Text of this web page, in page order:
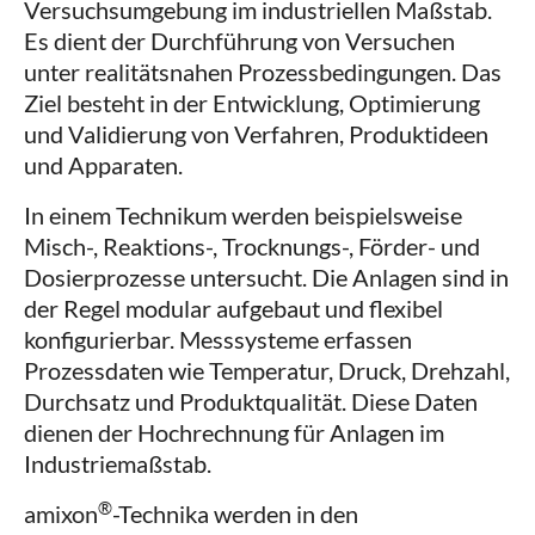
Versuchsumgebung im industriellen Maßstab.
Es dient der Durchführung von Versuchen
unter realitätsnahen Prozessbedingungen. Das
Ziel besteht in der Entwicklung, Optimierung
und Validierung von Verfahren, Produktideen
und Apparaten.
In einem Technikum werden beispielsweise
Misch-, Reaktions-, Trocknungs-, Förder- und
Dosierprozesse untersucht. Die Anlagen sind in
der Regel modular aufgebaut und flexibel
konfigurierbar. Messsysteme erfassen
Prozessdaten wie Temperatur, Druck, Drehzahl,
Durchsatz und Produktqualität. Diese Daten
dienen der Hochrechnung für Anlagen im
Industriemaßstab.
amixon®-Technika werden in den